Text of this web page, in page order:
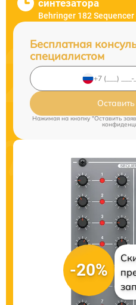
синтезатора
Behringer 182
Бесплатная
специалистом
Нажимая на кнопку "Оставить
-20%